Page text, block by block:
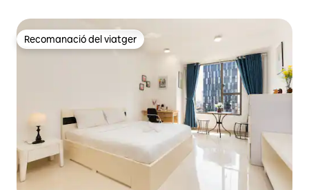
Recomanació del viatger
Recomanació del viatger